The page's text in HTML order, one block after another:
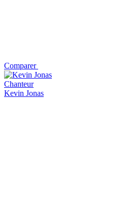
Comparer
Chanteur
Kevin Jonas